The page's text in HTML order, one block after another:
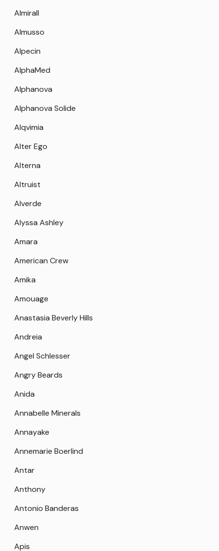
Almirall
Almusso
Alpecin
AlphaMed
Alphanova
Alphanova Solide
Alqvimia
Alter Ego
Alterna
Altruist
Alverde
Alyssa Ashley
Amara
American Crew
Amika
Amouage
Anastasia Beverly Hills
Andreia
Angel Schlesser
Angry Beards
Anida
Annabelle Minerals
Annayake
Annemarie Boerlind
Antar
Anthony
Antonio Banderas
Anwen
Apis